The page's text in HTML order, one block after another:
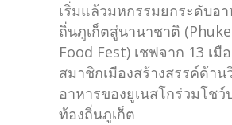
เริ่มแล้วมหกรรมยกระดับอ
ถิ่นภูเก็ตสู่นานาชาติ
Food Fest) เชฟจาก 13 เมื
สมาชิกเมืองสร้างสรรค์ด้าน
อาหารของยูเนสโกร่วมโชว์
ท้องถิ่นภูเก็ต